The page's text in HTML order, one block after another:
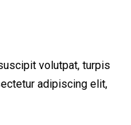
volutpat, turpis
adipiscing elit,